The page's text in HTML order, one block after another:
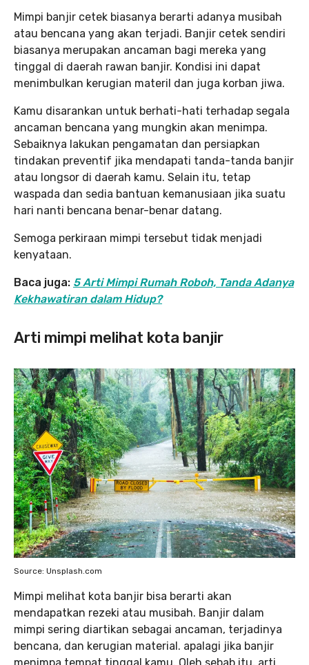
Mimpi banjir cetek biasanya berarti adanya musibah
atau bencana yang akan terjadi. Banjir cetek sendiri
biasanya merupakan ancaman bagi mereka yang
tinggal di daerah rawan banjir. Kondisi ini dapat
menimbulkan kerugian materil dan juga korban jiwa.
Kamu disarankan untuk berhati-hati terhadap segala
ancaman bencana yang mungkin akan menimpa.
Sebaiknya lakukan pengamatan dan persiapkan
tindakan preventif jika mendapati tanda-tanda banjir
atau longsor di daerah kamu. Selain itu, tetap
waspada dan sedia bantuan kemanusiaan jika suatu
hari nanti bencana benar-benar datang.
Semoga perkiraan mimpi tersebut tidak menjadi
kenyataan.
Baca juga: 5 Arti Mimpi Rumah Roboh, Tanda Adanya
Kekhawatiran dalam Hidup?
Arti mimpi melihat kota banjir
Source: Unsplash.com
Mimpi melihat kota banjir bisa berarti akan
mendapatkan rezeki atau musibah. Banjir dalam
mimpi sering diartikan sebagai ancaman, terjadinya
bencana, dan kerugian material. apalagi jika banjir